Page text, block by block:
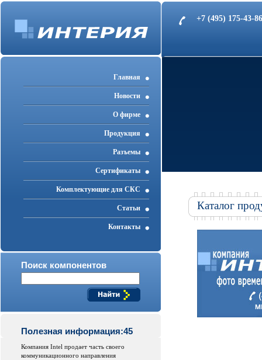
+7 (495) 175-43-
Главная
Новости
О фирме
Продукция
Разъемы
Cертификаты
Комплектующие для СКС
Статьи
Контакты
Поиск компонентов
Полезная информация:45
Компания Intel продает часть своего
коммуникационного направления
Каталог